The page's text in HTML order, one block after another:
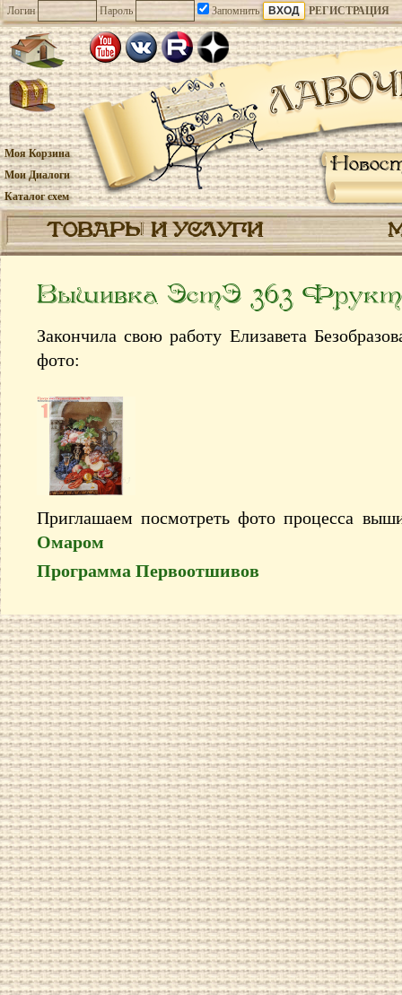
Логин Пароль Запомнить РЕГИСТРАЦИЯ
Моя Корзина
Мои Диалоги
Каталог схем
ТОВАРЫ И УСЛУГИ
Вышивка ЭстЭ 363
Закончила свою работу Елизавета
фото:
Приглашаем посмотреть фото процесса
Омаром
Программа Первоотшивов